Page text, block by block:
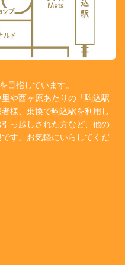
目指しています。
や西ヶ原あたりの「駒込駅
様、乗換で駒込駅を利用し
っ越しされた方など、他の
す。お気軽にいらしてくだ